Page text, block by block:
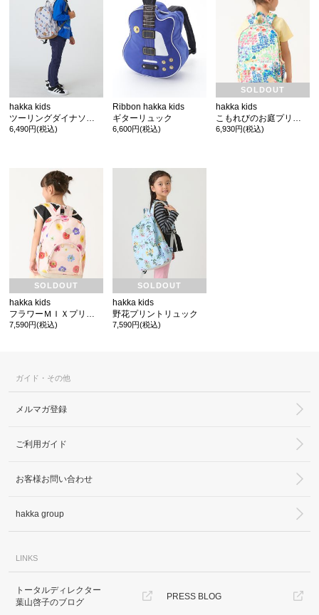
販サイト
hakka kids
ツーリングダイナソー(恐竜)プリントリュック
6,490円(税込)
Ribbon hakka kids
ギターリュック
6,600円(税込)
SOLDOUT
hakka kids
こもれびのお庭プリントリュック
6,930円(税込)
SOLDOUT
hakka kids
7,590円(税込)
SOLDOUT
hakka kids
野花プリントリュック
7,590円(税込)
ガイド・その他
メルマガ登録
ご利用ガイド
お客様お問い合わせ
hakka group
LINKS
トータルディレクター
葉山啓子のブログ
PRESS BLOG